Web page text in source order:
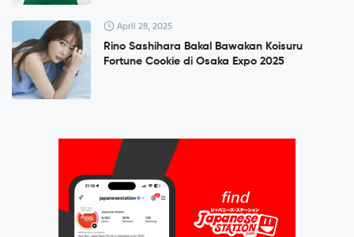
April 28, 2025
Rino Sashihara Bakal Bawakan Koisuru
Fortune Cookie di Osaka Expo 2025